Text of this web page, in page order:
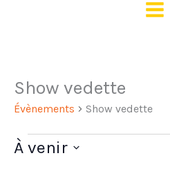
Show vedette
Évènements Show vedette
Évènements
À venir